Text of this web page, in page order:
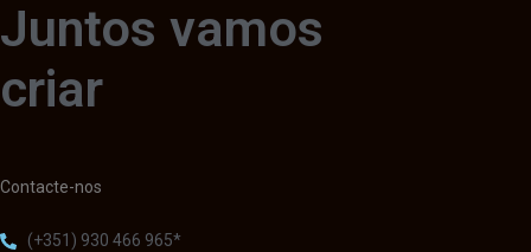
Juntos vamos
criar
Contacte-nos
(+351) 930 466 965*